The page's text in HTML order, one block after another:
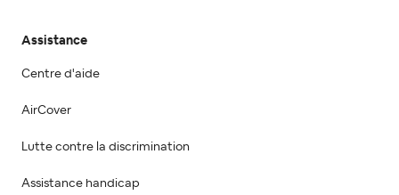
Assistance
Centre d'aide
AirCover
Lutte contre la discrimination
Assistance handicap